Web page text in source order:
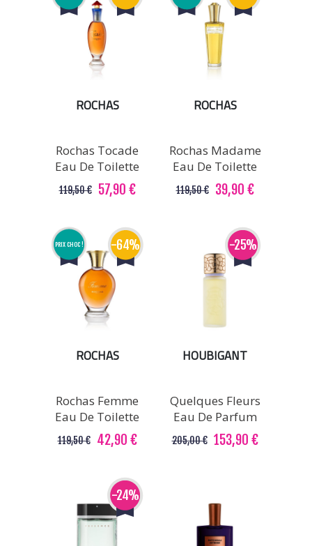
ROCHAS
Rochas Tocade
Eau De Toilette
119,50 € 57,90 €
ROCHAS
Rochas Madame
Eau De Toilette
119,50 € 39,90 €
PRIX CHOC ! -64%
ROCHAS
Rochas Femme
Eau De Toilette
119,50 € 42,90 €
-25%
HOUBIGANT
Quelques Fleurs
Eau De Parfum
205,00 € 153,90 €
-24%